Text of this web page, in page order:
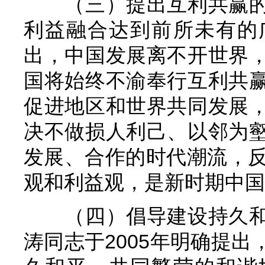
利益融合达到前所未有
出，中国发展离不开世界
国将始终不渝奉行互利共
促进地区和世界共同发展
决不做损人利己、以邻为
发展、合作的时代潮流，
观和利益观，是新时期中
（四）倡导建设持久
涛同志于2005年明确提出